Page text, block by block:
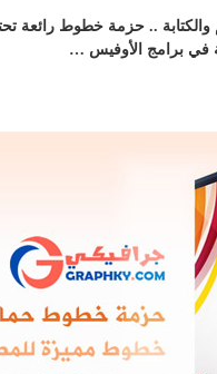
في برامج الأوفيس …